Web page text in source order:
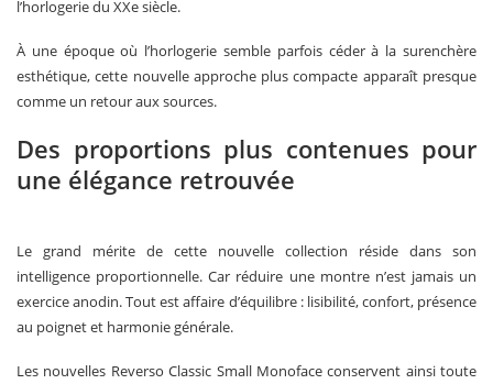
l’horlogerie du XXe siècle.
À une époque où l’horlogerie semble parfois céder à la surenchère
esthétique, cette nouvelle approche plus compacte apparaît presque
comme un retour aux sources.
Des proportions plus contenues pour
une élégance retrouvée
Le grand mérite de cette nouvelle collection réside dans son
intelligence proportionnelle. Car réduire une montre n’est jamais un
exercice anodin. Tout est affaire d’équilibre : lisibilité, confort, présence
au poignet et harmonie générale.
Les nouvelles Reverso Classic Small Monoface conservent ainsi toute